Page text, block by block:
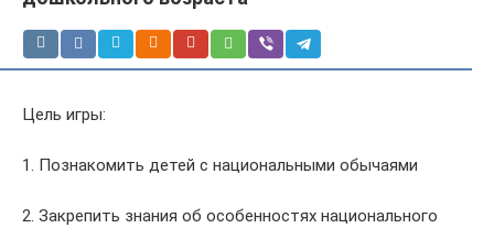
Цель игры:
1. Познакомить детей с национальными обычаями
2. Закрепить знания об особенностях национального